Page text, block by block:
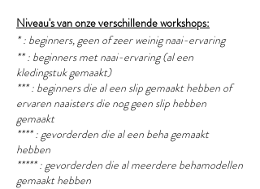
Niveau's van onze verschillende workshops:
* : beginners, geen of zeer weinig naai-ervaring
** : beginners met naai-ervaring (al een
kledingstuk gemaakt)
*** : beginners die al een slip gemaakt hebben of
ervaren naaisters die nog geen slip hebben
gemaakt
**** : gevorderden die al een beha gemaakt
hebben
***** : gevorderden die al meerdere behamodellen
gemaakt hebben